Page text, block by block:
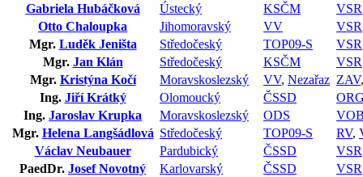
Gabriela Hubáčková
Ústecký KSČM VSR
Otto Chaloupka
Jihomoravský VV VSR
Mgr. Luděk Jeništa Středočeský TOP09-S VSR
Mgr. Jan Klán Středočeský KSČM
VSR
Mgr. Kristýna Kočí Moravskoslezský VV, Nezařaz ZAV
Ing. Jiří Krátký Olomoucký ČSSD
Ing. Jaroslav Krupka Moravskoslezský ODS
Mgr. Helena Langšádlová Středočeský TOP09-S RV,
Václav Neubauer
Pardubický ČSSD
VSR
PaedDr. Josef Novotný Karlovarský ČSSD
VSR